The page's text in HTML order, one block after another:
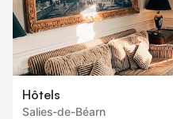
Hôtels
Salies-de-Béarn